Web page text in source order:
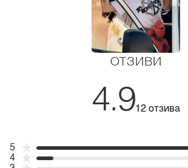
ОТЗИВИ
4.912 отзива
5
4